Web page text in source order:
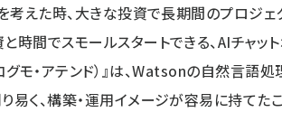
考えた時、大きな投資で長期間のプロジェ
時間でスモールスタートできる、AIチャット
モ・アテンド）』は、Watsonの自然言語
易く、構築・運用イメージが容易に持てた